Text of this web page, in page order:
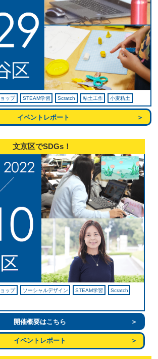
ップ STEAM学習 Scratch 粘土工作 小麦粘土
イベントレポート
文京区でSDGs！
ップ ソーシャルデザイン STEAM学習 Scratch
開催概要はこちら
イベントレポート